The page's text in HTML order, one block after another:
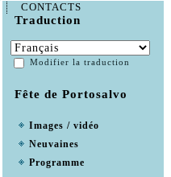
CONTACTS
Traduction
Modifier la traduction
Fête de Portosalvo
Images / vidéo
Neuvaines
Programme